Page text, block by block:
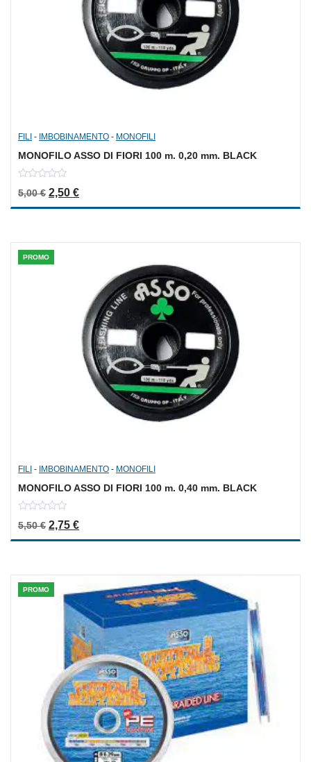
FILI - IMBOBINAMENTO - MONOFILI
MONOFILO ASSO DI FIORI 100 m. 0,20 mm. BLACK
out
of
5,00€ Il prezzo originale era: 5,00 €.
2,50 €Il prezzo attuale è: 2,50 €.
PROMO
FILI - IMBOBINAMENTO - MONOFILI
MONOFILO ASSO DI FIORI 100 m. 0,40 mm. BLACK
out
5,50€ Il prezzo originale era: 5,50 €.
2,75 €Il prezzo attuale è: 2,75 €.
PROMO